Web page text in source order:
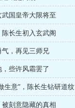
国皇帝大限将至
长生初入玄武阁
，再见三师兄
些许风霜罢了
生意”，陈长生钻研道纹
刻意隐藏的真相